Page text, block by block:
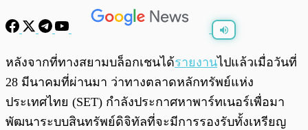
พร้อมเล่น 0:00 /0:00
หลังจากที่ทางสยามบล็อกเชนได้รายงานไปแล้วเมื่อวันที่
28 มีนาคมที่ผ่านมา ว่าทางตลาดหลักทรัพย์แห่ง
ประเทศไทย (SET) กำลังประกาศหาพาร์ทเนอร์เพื่อมา
พัฒนาระบบสินทรัพย์ดิจิทัลที่จะมีการรองรับทั้งเหรียญ